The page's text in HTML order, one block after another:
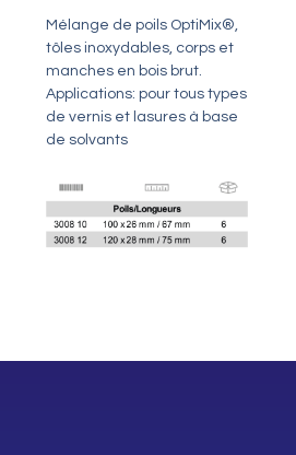
Mélange de poils OptiMix®,
tôles inoxydables, corps et
manches en bois brut.
Applications: pour tous types
de vernis et lasures à base
de solvants